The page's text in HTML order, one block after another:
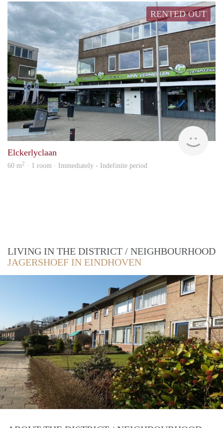
RENTED OUT
Elckerlyclaan
60 m2 · 1 room · Immediately - Indefinite period
LIVING IN THE DISTRICT / NEIGHBOURHOOD
JAGERSHOEF IN EINDHOVEN